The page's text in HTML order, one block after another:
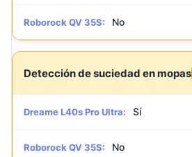
Roborock QV 35S: No
Detección de suciedad en mopas
Dreame L40s Pro Ultra: Sí
Roborock QV 35S: No